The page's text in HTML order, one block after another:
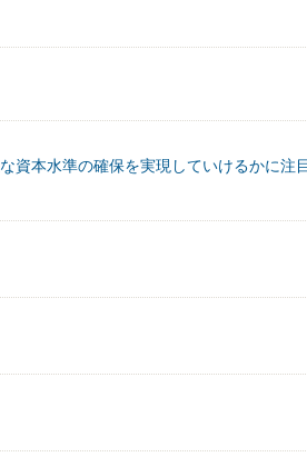
資本水準の確保を実現していけるかに注